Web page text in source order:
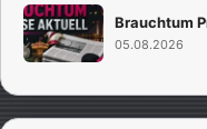
Brauchtum
05.08.2026